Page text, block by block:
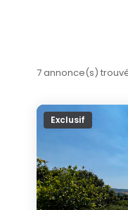
7 annonce(s)
Exclusif